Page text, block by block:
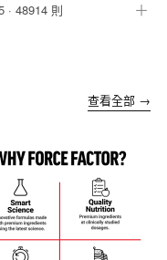
· 48914 則 ＋
查看全部 →